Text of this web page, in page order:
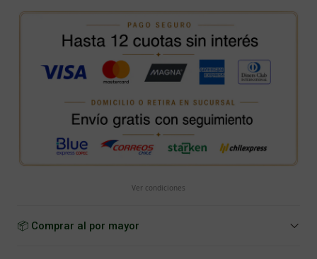
Ver condiciones
📦 Comprar al por mayor